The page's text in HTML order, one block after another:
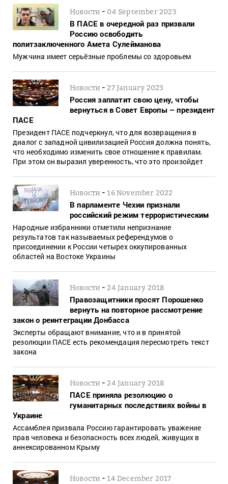
Новости - 04 September 2023
В ПАСЕ в очередной раз призвали
Россию освободить
политзаключенного Амета Сулейманова
Мужчина имеет серьёзные проблемы со здоровьем
Новости -27 January 2023
Россия заплатит свою цену, чтобы
вернуться в Совет Европы – президент
ПАСЕ
Президент ПАСЕ подчеркнул, что для возвращения в
диалог с западной цивилизацией Россия должна понять,
что необходимо изменить свое отношение к правилам.
При этом он выразил уверенность, что это произойдет
Новости -16 November 2022
В парламенте Чехии признали
российский режим террористическим
Народные избранники отметили непризнание
результатов так называемых референдумов о
присоединении к России четырех оккупированных
областей на Востоке Украины
Новости -24 January 2018
Правозащитники просят Порошенко
вернуть на повторное рассмотрение
закон о реинтеграции Донбасса
Эксперты обращают внимание, что и в принятой
резолюции ПАСЕ есть рекомендация пересмотреть текст
закона
Новости -24 January 2018
ПАСЕ приняла резолюцию о
гуманитарных последствиях войны в
Украине
Ассамблея призвала Россию гарантировать уважение
прав человека и безопасность всех людей, живущих в
аннексированном Крыму
Новости -14 December 2017